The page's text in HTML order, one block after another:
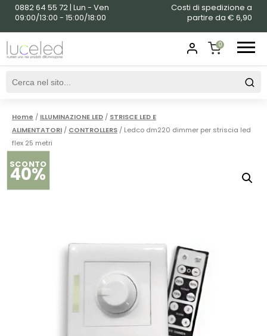
0882 64 55 72 | Lun - Ven
09:00/13:00 - 15:00/18:00
Costi di spedizione a
partire da € 6,90
0
SHOPPING
Home / ILLUMINAZIONE LED / STRISCE LED E
ALIMENTATORI / CONTROLLERS / Ledco dm220 dimmer per striscia led
flex 25 metri
SCONTO
40%